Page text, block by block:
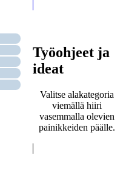
Työohjeet ja
ideat
Valitse alakategoria
viemällä hiiri
vasemmalla olevien
painikkeiden päälle.